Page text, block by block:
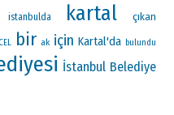
istanbulda kartal çıkan
bir ak için Kartal'da bulundu
İstanbul Belediye